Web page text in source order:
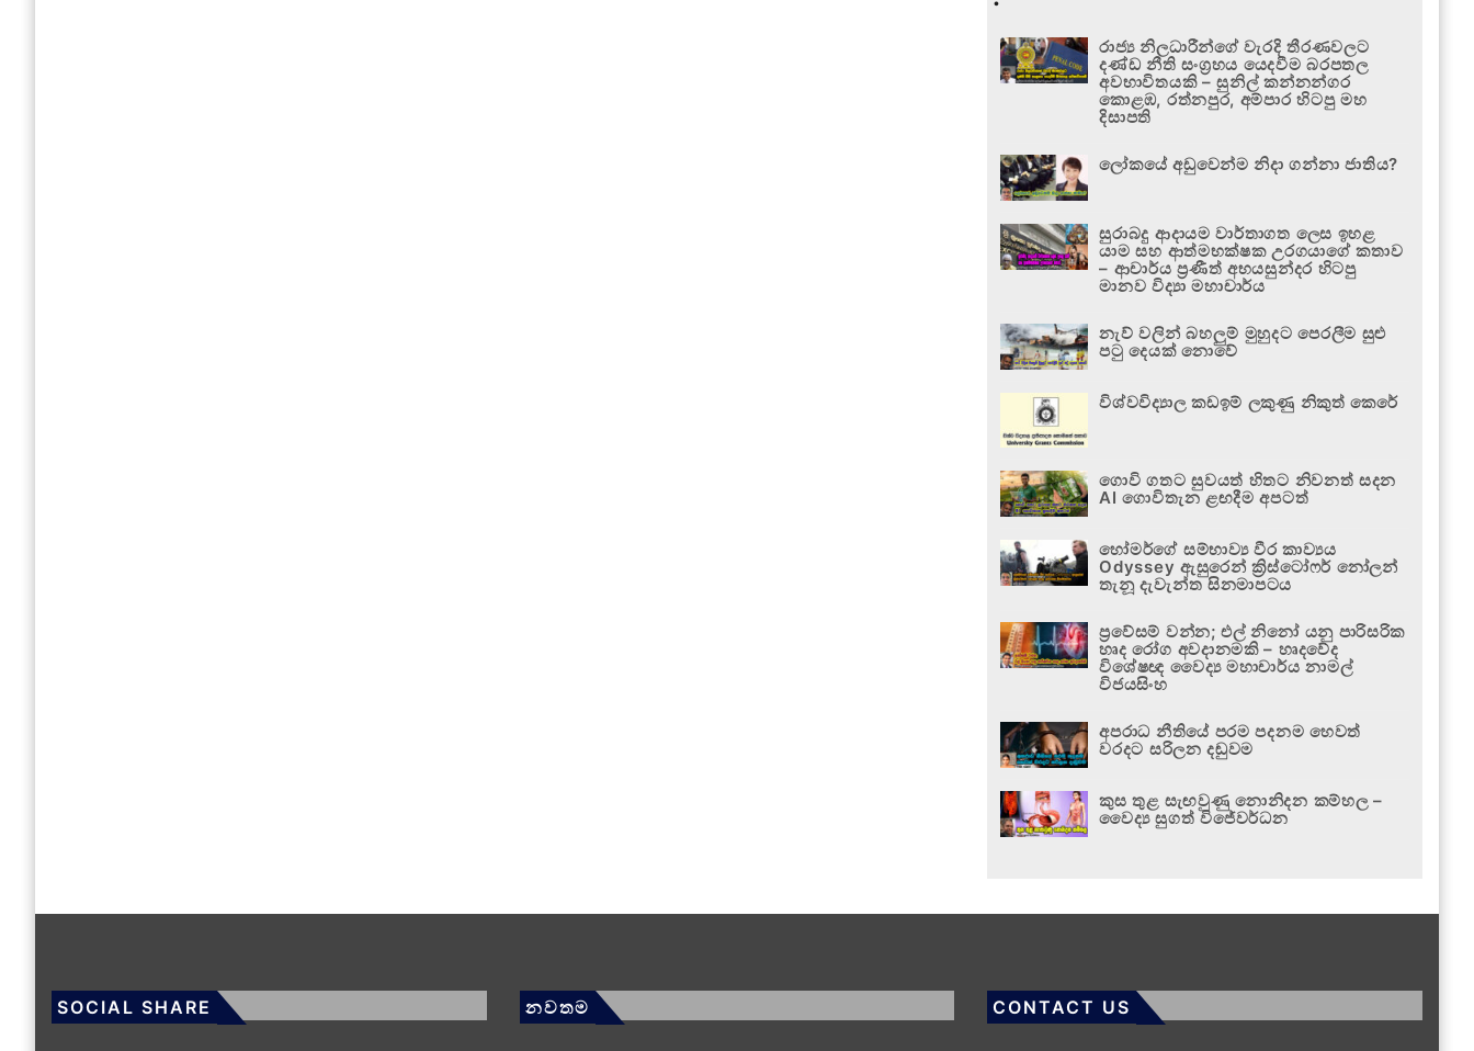
රාජ්‍ය නිලධාරීන්ගේ වැරදි තීරණවලට
දණ්ඩ නීති සංග්‍රහය යෙදවීම බරපතල
අවභාවිතයකි – සුනිල් කන්නන්ගර
කොළඹ, රත්නපුර, අම්පාර හිටපු මහ
දිසාපති
ලෝකයේ අඩුවෙන්ම නිදා ගන්නා ජාතිය?
සුරාබදු ආදායම වාර්තාගත ලෙස ඉහළ
යාම සහ ආත්මභක්ෂක උරගයාගේ කතාව
– ආචාර්ය ප්‍රණීත් අභයසුන්දර හිටපු
මානව විද්‍යා මහාචාර්ය
නැව් වලින් බහලුම් මුහුදට පෙරලීම සුළු
පටු දෙයක් නොවේ
විශ්වවිද්‍යාල කඩඉම් ලකුණු නිකුත් කෙරේ
ගොවි ගතට සුවයත් හිතට නිවනත් සදන
AI ගොවිතැන ළඟදීම අපටත්
හෝමර්ගේ සම්භාව්‍ය වීර කාව්‍යය
Odyssey ඇසුරෙන් ක්‍රිස්ටෝෆර් නෝලන්
තැනූ දැවැන්ත සිනමාපටය
ප්‍රවේසම් වන්න; එල් නිනෝ යනු පාරිසරික
හෘද රෝග අවදානමකි – හෘදවේද
විශේෂඥ වෛද්‍ය මහාචාර්ය නාමල්
විජයසිංහ
අපරාධ නීතියේ පරම පදනම හෙවත්
වරදට සරිලන දඬුවම
කුස තුළ සැඟවුණු නොනිදන කම්හල –
වෛද්‍ය සුගත් විජේවර්ධන
SOCIAL SHARE නවතම CONTACT US